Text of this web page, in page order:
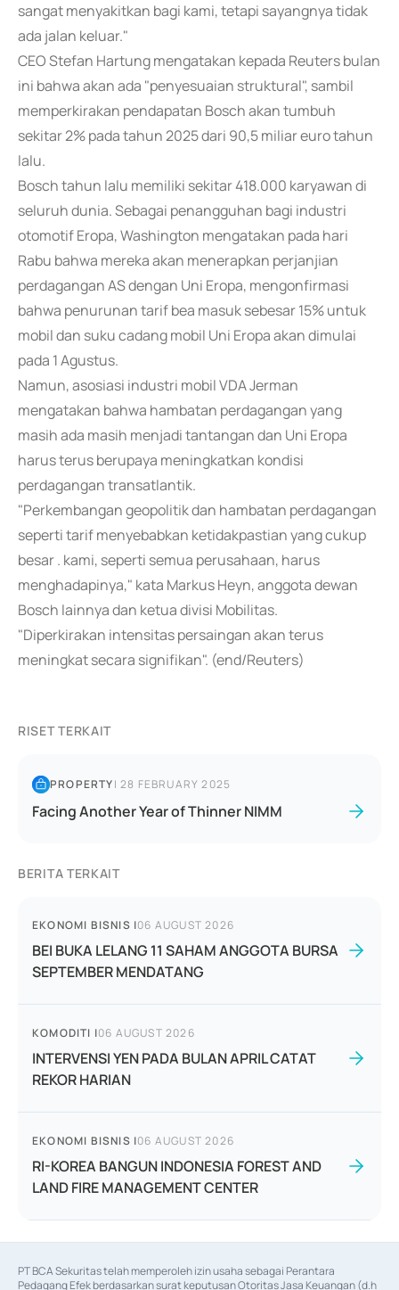
sangat menyakitkan bagi kami, tetapi sayangnya tidak
ada jalan keluar."
CEO Stefan Hartung mengatakan kepada Reuters bulan
ini bahwa akan ada "penyesuaian struktural", sambil
memperkirakan pendapatan Bosch akan tumbuh
sekitar 2% pada tahun 2025 dari 90,5 miliar euro tahun
lalu.
Bosch tahun lalu memiliki sekitar 418.000 karyawan di
seluruh dunia. Sebagai penangguhan bagi industri
otomotif Eropa, Washington mengatakan pada hari
Rabu bahwa mereka akan menerapkan perjanjian
perdagangan AS dengan Uni Eropa, mengonfirmasi
bahwa penurunan tarif bea masuk sebesar 15% untuk
mobil dan suku cadang mobil Uni Eropa akan dimulai
pada 1 Agustus.
Namun, asosiasi industri mobil VDA Jerman
mengatakan bahwa hambatan perdagangan yang
masih ada masih menjadi tantangan dan Uni Eropa
harus terus berupaya meningkatkan kondisi
perdagangan transatlantik.
"Perkembangan geopolitik dan hambatan perdagangan
seperti tarif menyebabkan ketidakpastian yang cukup
besar . kami, seperti semua perusahaan, harus
menghadapinya," kata Markus Heyn, anggota dewan
Bosch lainnya dan ketua divisi Mobilitas.
"Diperkirakan intensitas persaingan akan terus
meningkat secara signifikan". (end/Reuters)
RISET TERKAIT
PROPERTY|28 FEBRUARY 2025
Facing Another Year of Thinner NIMM
BERITA TERKAIT
EKONOMI BISNIS |06 AUGUST 2026
BEI BUKA LELANG 11 SAHAM ANGGOTA BURSA
SEPTEMBER MENDATANG
KOMODITI |06 AUGUST 2026
INTERVENSI YEN PADA BULAN APRIL CATAT
REKOR HARIAN
EKONOMI BISNIS |06 AUGUST 2026
RI-KOREA BANGUN INDONESIA FOREST AND
LAND FIRE MANAGEMENT CENTER
PT BCA Sekuritas telah memperoleh izin usaha sebagai Perantara
Pedagang Efek berdasarkan surat keputusan Otoritas Jasa Keuangan (d.h